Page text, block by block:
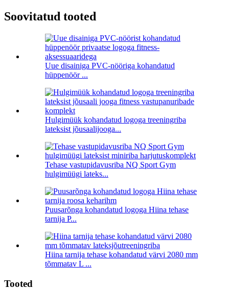
Soovitatud tooted
Uue disainiga PVC-nööriga kohandatud
hüppenöör ...
Hulgimüük kohandatud logoga treeningriba
lateksist jõusaalijooga...
Tehase vastupidavusriba NQ Sport Gym
hulgimüügi lateks...
Puusarõnga kohandatud logoga Hiina tehase
tarnija P...
Hiina tarnija tehase kohandatud värvi 2080 mm
tõmmatav L ...
Tooted